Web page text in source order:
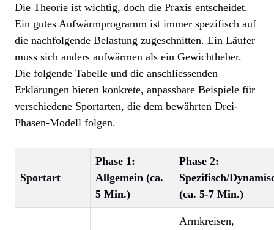
Die Theorie ist wichtig, doch die Praxis entscheidet.
Ein gutes Aufwärmprogramm ist immer spezifisch auf
die nachfolgende Belastung zugeschnitten. Ein Läufer
muss sich anders aufwärmen als ein Gewichtheber.
Die folgende Tabelle und die anschliessenden
Erklärungen bieten konkrete, anpassbare Beispiele für
verschiedene Sportarten, die dem bewährten Drei-
Phasen-Modell folgen.
Sportart
Phase 1:
Allgemein (ca.
5 Min.)
Phase 2:
Spezifisch/
(ca. 5-7 Min.)
Armkreisen,